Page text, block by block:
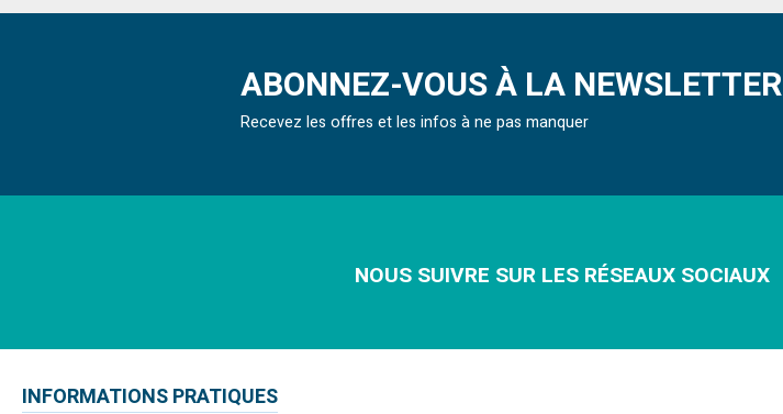
ABONNEZ-VOUS À LA NEWSLETTER
Recevez les offres et les infos à ne pas manquer
NOUS SUIVRE SUR LES RÉSEAUX SOCIAUX
INFORMATIONS PRATIQUES